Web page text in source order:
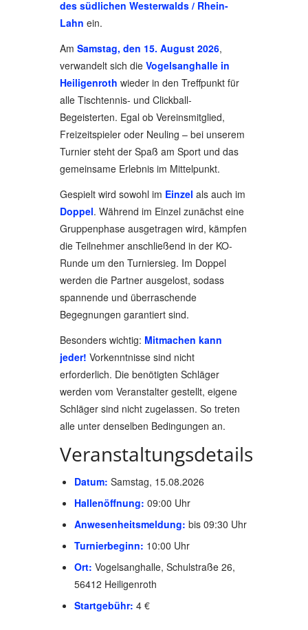
des südlichen Westerwalds / Rhein-
Lahn ein.
Am Samstag, den 15. August 2026,
verwandelt sich die Vogelsanghalle in
Heiligenroth wieder in den Treffpunkt für
alle Tischtennis- und Clickball-
Begeisterten. Egal ob Vereinsmitglied,
Freizeitspieler oder Neuling – bei unserem
Turnier steht der Spaß am Sport und das
gemeinsame Erlebnis im Mittelpunkt.
Gespielt wird sowohl im Einzel als auch im
Doppel. Während im Einzel zunächst eine
Gruppenphase ausgetragen wird, kämpfen
die Teilnehmer anschließend in der KO-
Runde um den Turniersieg. Im Doppel
werden die Partner ausgelost, sodass
spannende und überraschende
Begegnungen garantiert sind.
Besonders wichtig: Mitmachen kann
jeder! Vorkenntnisse sind nicht
erforderlich. Die benötigten Schläger
werden vom Veranstalter gestellt, eigene
Schläger sind nicht zugelassen. So treten
alle unter denselben Bedingungen an.
Veranstaltungsdetails
Datum: Samstag, 15.08.2026
Hallenöffnung: 09:00 Uhr
Anwesenheitsmeldung: bis 09:30 Uhr
Turnierbeginn: 10:00 Uhr
Ort: Vogelsanghalle, Schulstraße 26,
56412 Heiligenroth
Startgebühr: 4 €